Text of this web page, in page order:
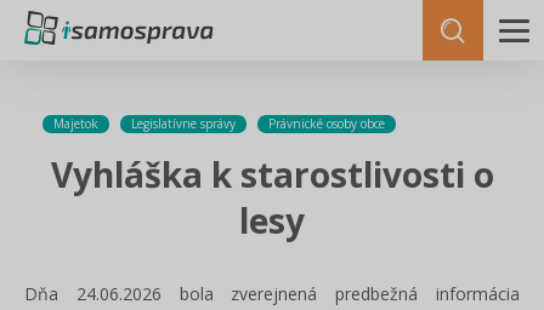
Majetok Legislatívne správy Právnické osoby obce
Vyhláška k starostlivosti o
lesy
Dňa 24.06.2026 bola zverejnená predbežná informácia